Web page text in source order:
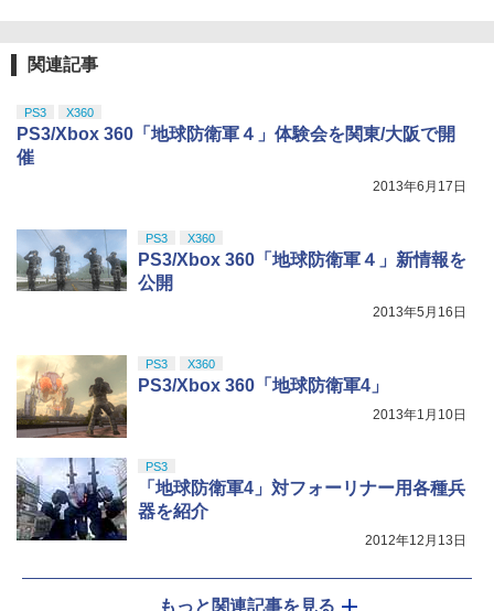
関連記事
PS3 X360
PS3/Xbox 360「地球防衛軍４」体験会を関東/大阪で開
催
2013年6月17日
PS3 X360
PS3/Xbox 360「地球防衛軍４」新情報を
公開
2013年5月16日
PS3 X360
PS3/Xbox 360「地球防衛軍4」
2013年1月10日
PS3
「地球防衛軍4」対フォーリナー用各種兵
器を紹介
2012年12月13日
もっと関連記事を見る